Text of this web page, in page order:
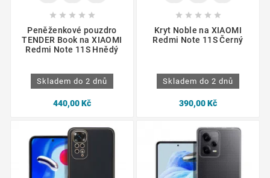
    
Peněženkové pouzdro
TENDER Book na XIAOMI
Redmi Note 11S Hnědý
Skladem do 2 dnů
440,00 Kč
    
Kryt Noble na XIAOMI
Redmi Note 11S Černý
Skladem do 2 dnů
390,00 Kč